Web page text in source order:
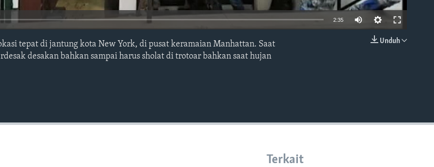
2:35
Unduh
tepat di jantung kota New York, di pusat keramaian Manhattan. Saat
desakan bahkan sampai harus sholat di trotoar bahkan saat hujan
Terkait